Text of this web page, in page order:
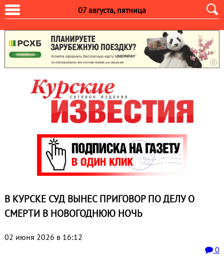
07 августа, пятница
В КУРСКЕ СУД ВЫНЕС ПРИГОВОР ПО ДЕЛУ О
СМЕРТИ В НОВОГОДНЮЮ НОЧЬ
02 июня 2026 в 16:12
0